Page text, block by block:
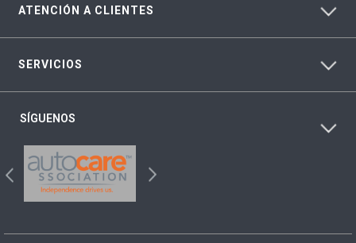
ATENCIÓN A CLIENTES
SERVICIOS
SÍGUENOS